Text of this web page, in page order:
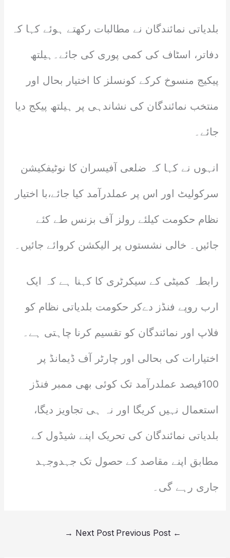
بلدیاتی نمائندگان نے مطالبات رکھتے ہوئے کہا کہ
دفاتر، اسٹاف کی کمی پوری کی جائے۔ہیلتھ
پیکیج منسوخ کرکے کونسلز کا اختیار بحال اور
منتخب نمائندگان کی نشاندہی پر ہیلتھ پیکج دیا
جائے۔
انہوں نے کہا کہ ضلعی آفیسران کا نوٹیفکیشن
سرکولیٹ اور اس پر عملدرآمد کیا جائے،با اختیار
نظام حکومت کیلئے رولز آف بزنس طے کئے
جائیں۔ خالی نشستوں پر الیکشن کروائے جائیں۔
رابطہ کمیٹی کے سیکرٹری کا کہنا ہے کہ ایک
ارب روپے فنڈز دےکر حکومت بلدیاتی نظام کو
فلاپ اور نمائندگان کو تقسیم کرنا چاہتی ہے۔
اختیارات کی بحالی اور چارٹر آف ڈیمانڈ پر
100فیصد عملدرآمد تک کوئی بھی ممبر فنڈز
استعمال نہیں کریگا اور نہ ہی تجاویز دیگا،
بلدیاتی نمائندگان کی تحریک اپنے شیڈول کے
مطابق اپنے مقاصد کے حصول تک جہدوجہد
جاری رہے گی۔
←
Next Post
→